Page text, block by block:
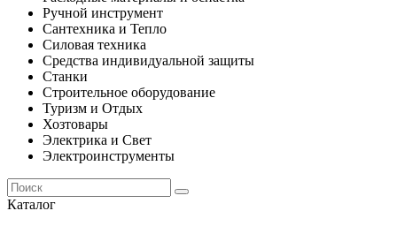
Ручной инструмент
Сантехника и Тепло
Силовая техника
Средства индивидуальной защиты
Станки
Строительное оборудование
Туризм и Отдых
Хозтовары
Электрика и Свет
Электроинструменты
Каталог